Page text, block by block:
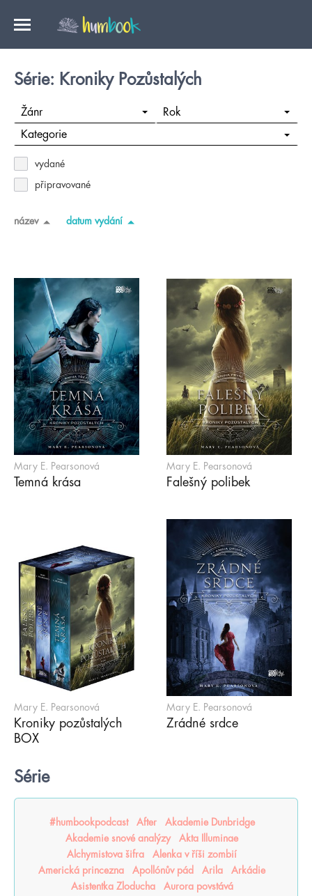
Série: Kroniky Pozůstalých
Žánr Rok
Kategorie
vydané
připravované
název datum vydání
Mary E. Pearsonová
Temná krása
Mary E. Pearsonová
Falešný polibek
Mary E. Pearsonová
Kroniky pozůstalých
BOX
Mary E. Pearsonová
Zrádné srdce
Série
#humbookpodcast After
Akademie Dunbridge
Akademie snové analýzy
Akta Illuminae
Alchymistova šifra
Alenka v říši zombií
Americká princezna
Apollónův pád Arila
Arkádie
Asistentka Zloducha
Aurora povstává